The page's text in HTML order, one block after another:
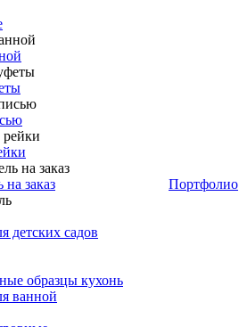
заказ
детских садов
образцы кухонь
ванной
Портфолио